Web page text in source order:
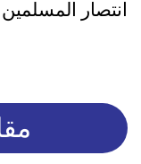
انتصار